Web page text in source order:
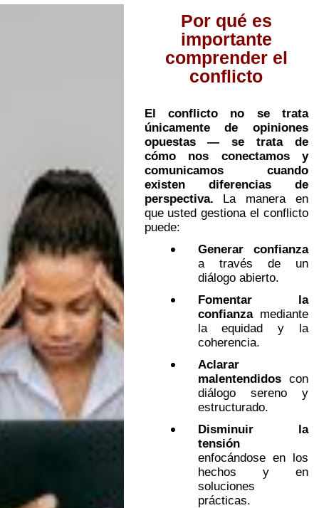
Por qué es
importante
comprender el
conflicto
El conflicto no se trata
únicamente de opiniones
opuestas — se trata de
cómo nos conectamos y
comunicamos cuando
existen diferencias de
perspectiva. La manera en
que usted gestiona el conflicto
puede:
Generar confianza
a través de un
diálogo abierto.
Fomentar la
confianzamediante
la equidad y la
coherencia.
Aclarar
malentendidoscon
diálogo sereno y
estructurado.
Disminuir la
tensión
enfocándose en los
hechos y en
soluciones
prácticas.